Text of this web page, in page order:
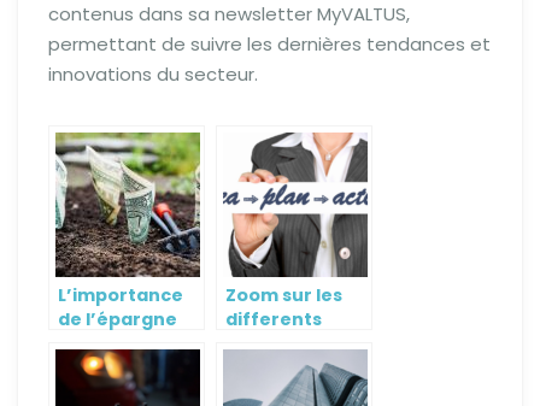
contenus dans sa newsletter MyVALTUS,
permettant de suivre les dernières tendances et
innovations du secteur.
L’importance
de l’épargne
pour
l’entreprise
Zoom sur les
differents
types de
management
d’entreprise